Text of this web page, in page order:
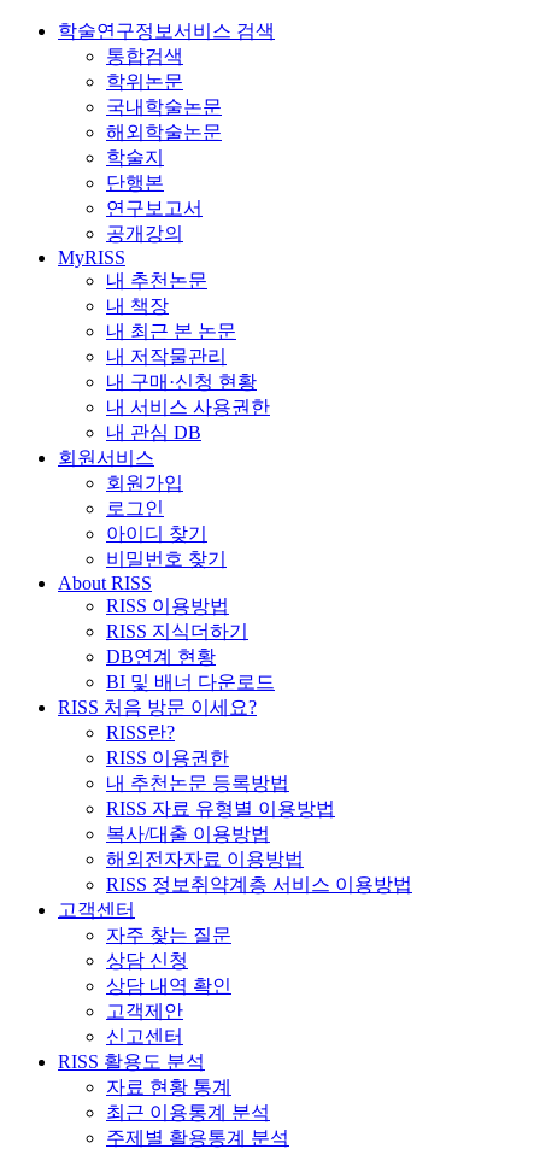
학술연구정보서비스 검색
통합검색
학위논문
국내학술논문
해외학술논문
학술지
단행본
연구보고서
공개강의
MyRISS
내 추천논문
내 책장
내 최근 본 논문
내 저작물관리
내 구매·신청 현황
내 서비스 사용권한
내 관심 DB
회원서비스
회원가입
로그인
아이디 찾기
비밀번호 찾기
About RISS
RISS 이용방법
RISS 지식더하기
DB연계 현황
BI 및 배너 다운로드
RISS 처음 방문 이세요?
RISS란?
RISS 이용권한
내 추천논문 등록방법
RISS 자료 유형별 이용방법
복사/대출 이용방법
해외전자자료 이용방법
RISS 정보취약계층 서비스 이용방법
고객센터
자주 찾는 질문
상담 신청
상담 내역 확인
고객제안
신고센터
RISS 활용도 분석
자료 현황 통계
최근 이용통계 분석
주제별 활용통계 분석